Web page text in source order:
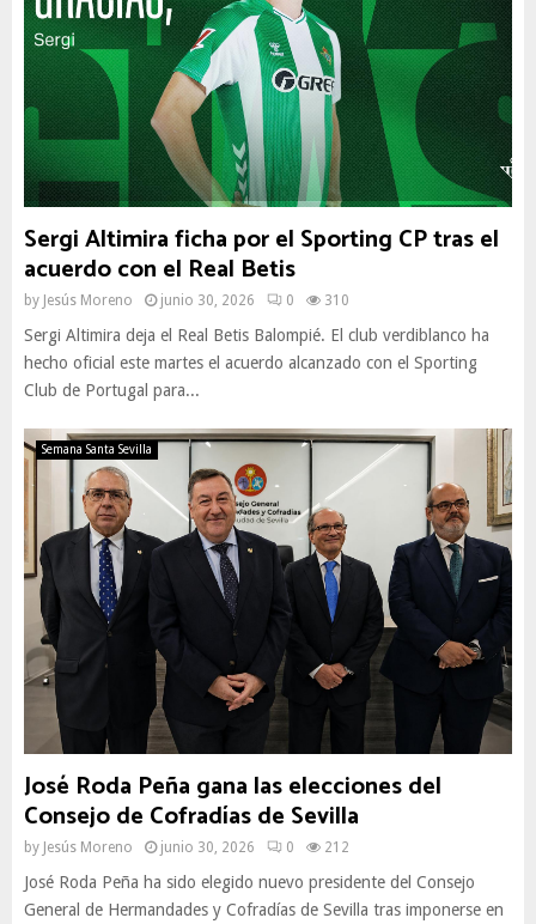
Sergi Altimira ficha por el Sporting CP tras el
acuerdo con el Real Betis
by Jesús Moreno junio 30, 2026 0 310
Sergi Altimira deja el Real Betis Balompié. El club verdiblanco ha
hecho oficial este martes el acuerdo alcanzado con el Sporting
Club de Portugal para...
Semana Santa Sevilla
José Roda Peña gana las elecciones del
Consejo de Cofradías de Sevilla
by Jesús Moreno junio 30, 2026 0 212
José Roda Peña ha sido elegido nuevo presidente del Consejo
General de Hermandades y Cofradías de Sevilla tras imponerse en